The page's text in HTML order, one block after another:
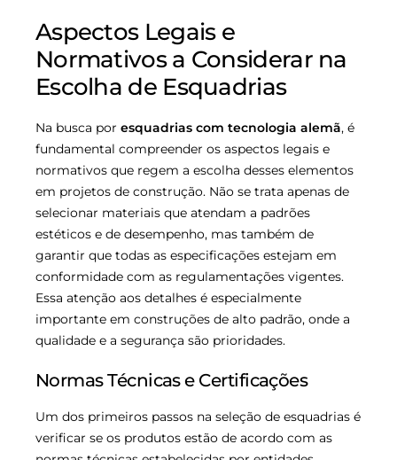
Aspectos Legais e
Normativos a Considerar na
Escolha de Esquadrias
Na busca por esquadrias com tecnologia alemã, é
fundamental compreender os aspectos legais e
normativos que regem a escolha desses elementos
em projetos de construção. Não se trata apenas de
selecionar materiais que atendam a padrões
estéticos e de desempenho, mas também de
garantir que todas as especificações estejam em
conformidade com as regulamentações vigentes.
Essa atenção aos detalhes é especialmente
importante em construções de alto padrão, onde a
qualidade e a segurança são prioridades.
Normas Técnicas e Certificações
Um dos primeiros passos na seleção de esquadrias é
verificar se os produtos estão de acordo com as